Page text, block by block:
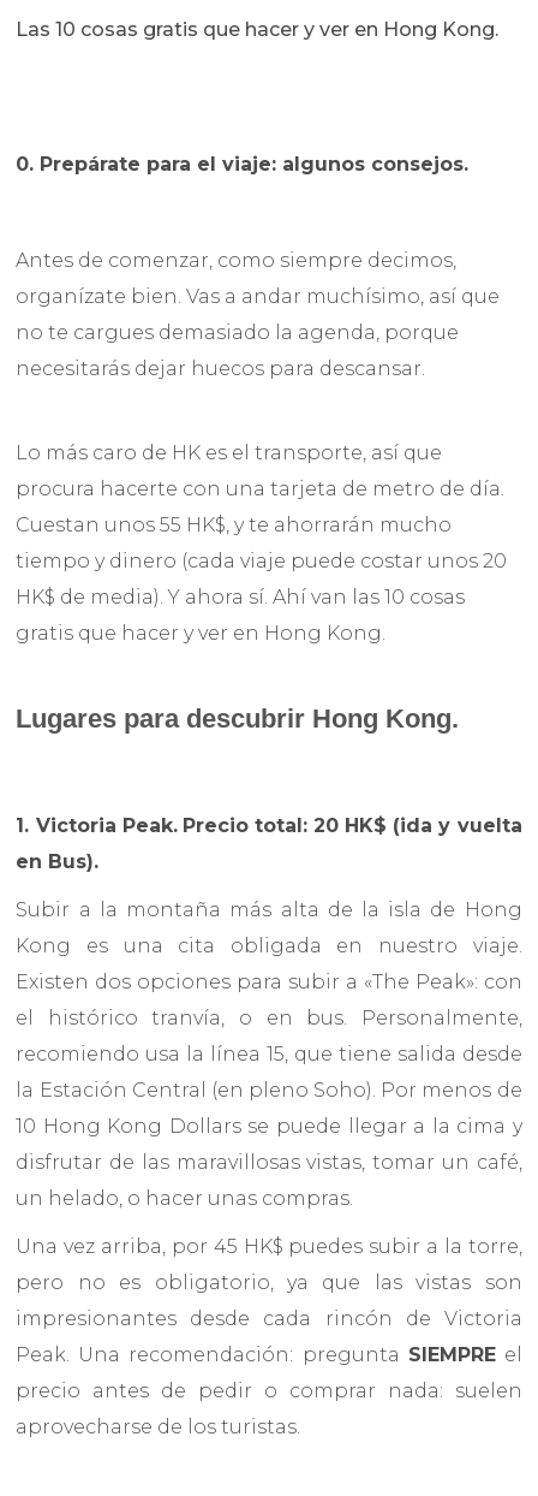
Las 10 cosas gratis que hacer y ver en Hong Kong.
0. Prepárate para el viaje: algunos consejos.
Antes de comenzar, como siempre decimos,
organízate bien. Vas a andar muchísimo, así que
no te cargues demasiado la agenda, porque
necesitarás dejar huecos para descansar.
Lo más caro de HK es el transporte, así que
procura hacerte con una tarjeta de metro de día.
Cuestan unos 55 HK$, y te ahorrarán mucho
tiempo y dinero (cada viaje puede costar unos 20
HK$ de media). Y ahora sí. Ahí van las 10 cosas
gratis que hacer y ver en Hong Kong.
Lugares para descubrir Hong Kong.
1. Victoria Peak. Precio total: 20 HK$ (ida y vuelta
en Bus).
Subir a la montaña más alta de la isla de Hong
Kong es una cita obligada en nuestro viaje.
Existen dos opciones para subir a «The Peak»: con
el histórico tranvía, o en bus. Personalmente,
recomiendo usa la línea 15, que tiene salida desde
la Estación Central (en pleno Soho). Por menos de
10 Hong Kong Dollars se puede llegar a la cima y
disfrutar de las maravillosas vistas, tomar un café,
un helado, o hacer unas compras.
Una vez arriba, por 45 HK$ puedes subir a la torre,
pero no es obligatorio, ya que las vistas son
impresionantes desde cada rincón de Victoria
Peak. Una recomendación: pregunta SIEMPREel
precio antes de pedir o comprar nada: suelen
aprovecharse de los turistas.